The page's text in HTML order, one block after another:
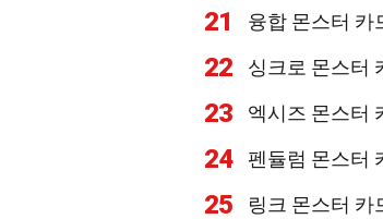
21 융합 몬스터 카
22 싱크로 몬스터
23 엑시즈 몬스터
24 펜듈럼 몬스터
25 링크 몬스터 카